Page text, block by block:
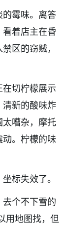
霉味。离答
着店主在昏
区的窃贼，
切柠檬展示
新的酸味炸
嘈杂，摩托
。柠檬的味
标失效了。
个不下雪的
用地图找，但